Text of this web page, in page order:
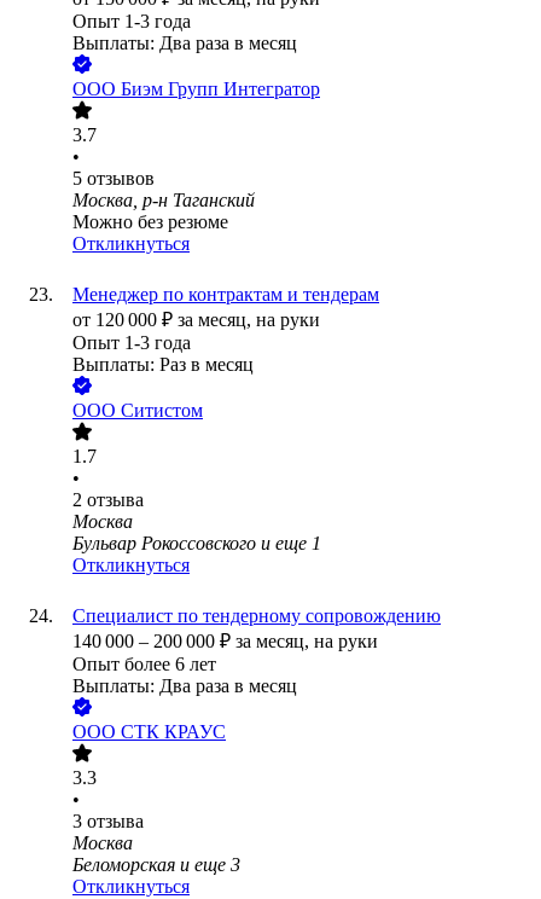
Опыт 1-3 года
Выплаты: Два раза в месяц
ООО Биэм Групп Интегратор
3.7
•
5 отзывов
Москва, р-н Таганский
Можно без резюме
Откликнуться
Менеджер по контрактам и тендерам
от 120 000 ₽ за месяц, на руки
Опыт 1-3 года
Выплаты: Раз в месяц
ООО Ситистом
1.7
•
2 отзыва
Москва
Бульвар Рокоссовского и еще 1
Откликнуться
Специалист по тендерному сопровождению
140 000 – 200 000 ₽ за месяц, на руки
Опыт более 6 лет
Выплаты: Два раза в месяц
ООО СТК КРАУС
3.3
•
3 отзыва
Москва
Беломорская и еще 3
Откликнуться